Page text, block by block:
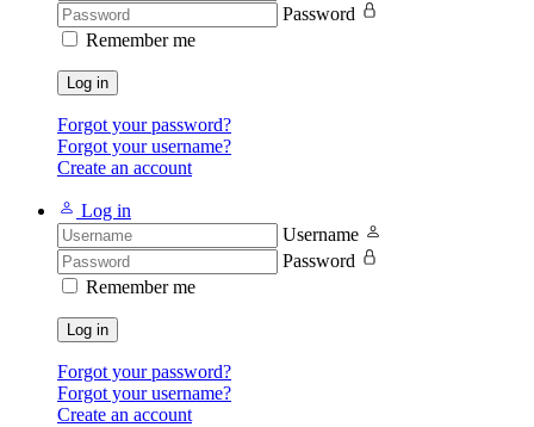
Password
Remember me
Log in
Forgot your password?
Forgot your username?
Create an account
Log in
Username
Password
Remember me
Log in
Forgot your password?
Forgot your username?
Create an account